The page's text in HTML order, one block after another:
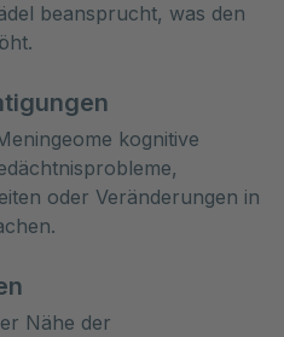
beansprucht, was den
kognitive
oder Veränderungen in
Nähe der